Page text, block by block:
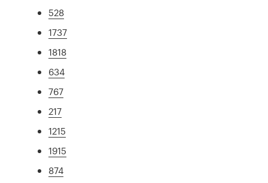
528
1737
1818
634
767
217
1215
1915
874